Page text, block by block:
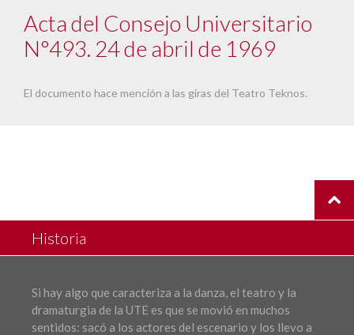
Acta del Consejo Universitario
N°493. 24 de abril de 1969
El documento hace mención a las giras del Teatro Teknos.
Historia
Si hay algo que caracteriza a la danza, el teatro y la
dramaturgia de la UTE es que se movió en muchos
sentidos: sacó a los actores del escenario y los llevo a